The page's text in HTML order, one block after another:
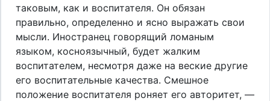
таковым, как и воспитателя. Он обязан
правильно, определенно и ясно выражать свои
мысли. Иностранец говорящий ломаным
языком, косноязычный, будет жалким
воспитателем, несмотря даже на веские другие
его воспитательные качества. Смешное
положение воспитателя роняет его авторитет, —